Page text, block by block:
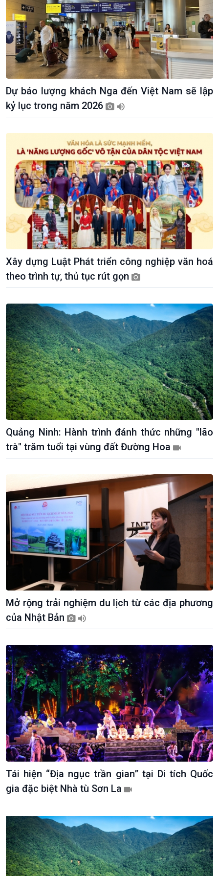
Kinh tế
Tin Kinh tế
Trước giờ mở cửa
Dòng chảy Kinh tế
Sức sống hàng Việt
Khởi nghiệp
thương mại
Nông nghiệp & Biển đảo
Tin Nông nghiệp & Biển
đảo
Mùa vàng
Tâm tình biên giới và hải
Tìm hiểu biển, đảo Việt
Nam
Dự báo lượng khách Nga đến Việt Nam sẽ lập
kỷ lục trong năm 2026
Xây dựng Luật Phát triển công nghiệp văn hoá
theo trình tự, thủ tục rút gọn
Quảng Ninh: Hành trình đánh thức những "lão
trà" trăm tuổi tại vùng đất Đường Hoa
Mở rộng trải nghiệm du lịch từ các địa phương
của Nhật Bản
Tái hiện “Địa ngục trần gian” tại Di tích Quốc
gia đặc biệt Nhà tù Sơn La